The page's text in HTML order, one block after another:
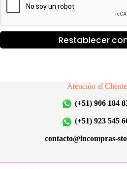
Restablecer
Atención al Cliente
(+51) 906 184
(+51) 923 545
contacto@incompras-